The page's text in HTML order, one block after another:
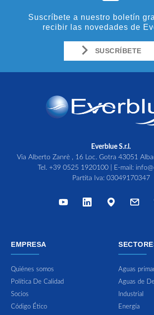
Suscríbete a nuestro boletín
recibir las novedades de
SUSCRÍBETE
Everblue S.r.l.
Via Alberto Zanrè , 16 Loc. Gotra 43051
Tel. +39 0525 1920100| E-mail:
Partita Iva: 03049170347
EMPRESA
Quiénes somos
Política De Calidad
Socios
Código Ético
Aguas
Aguas de
Industrial
Energía